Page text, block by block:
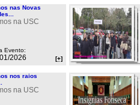
nas Novas
na USC
Evento:
2026 [+]
nos raios
na USC